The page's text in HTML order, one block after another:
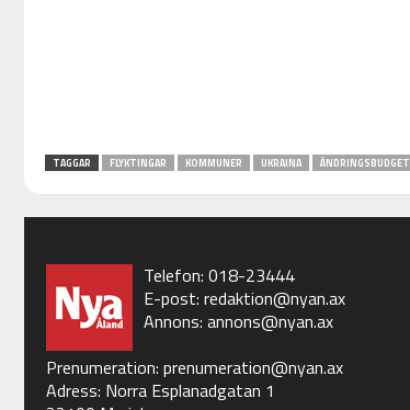
TAGGAR FLYKTINGAR KOMMUNER UKRAINA ÄNDRINGSBUDGET
Telefon: 018-23444
E-post: redaktion@nyan.ax
Annons: annons@nyan.ax
Prenumeration: prenumeration@nyan.ax
Adress: Norra Esplanadgatan 1